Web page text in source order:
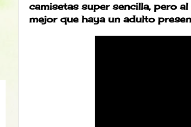
camisetas super sencilla, pero
mejor que haya un adulto